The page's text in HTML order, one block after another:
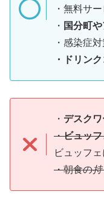
・無料サ
・ 国分町
・感染症
・ドリン
・ デスク
・ビュッフ
ビュッフェ
・朝食の持